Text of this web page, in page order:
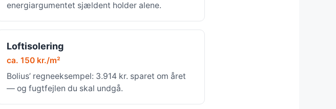
energiargumentet sjældent holder alene.
Loftisolering
ca. 150 kr./m²
Bolius’ regneeksempel: 3.914 kr. sparet om året
— og fugtfejlen du skal undgå.